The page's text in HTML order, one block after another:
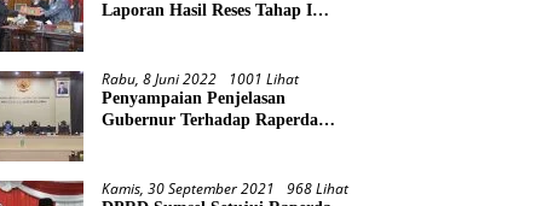
Laporan Hasil Reses Tahap I
Rabu, 8 Juni 2022 1001 Lihat
Penyampaian Penjelasan
Gubernur Terhadap Raperda
Kamis, 30 September 2021 968 Lihat